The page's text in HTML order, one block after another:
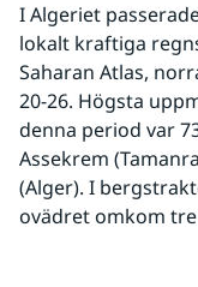
I Algeriet
lokalt kraftiga
Saharan Atlas,
20-26. Högsta
denna period var
Assekrem
(Alger). I
ovädret omkom